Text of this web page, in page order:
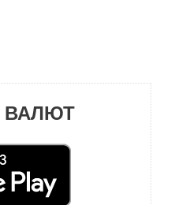
ВАЛЮТ